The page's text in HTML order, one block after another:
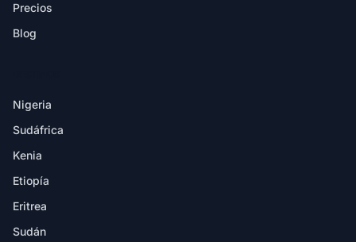
Precios
Blog
Nigeria
Sudáfrica
Kenia
Etiopía
Eritrea
Sudán